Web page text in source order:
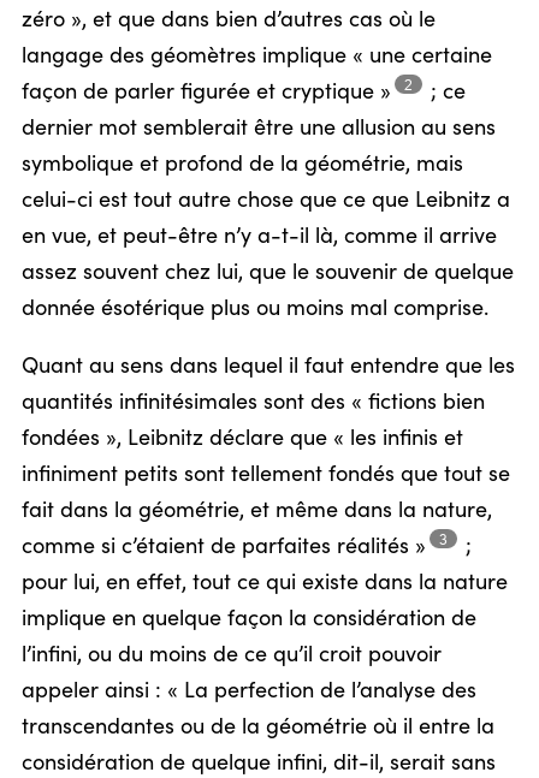
zéro », et que dans bien d’autres cas où le
langage des géomètres implique « une certaine
façon de parler figurée et cryptique » 2 ; ce
dernier mot semblerait être une allusion au sens
symbolique et profond de la géométrie, mais
celui-ci est tout autre chose que ce que Leibnitz a
en vue, et peut-être n’y a-t-il là, comme il arrive
assez souvent chez lui, que le souvenir de quelque
donnée ésotérique plus ou moins mal comprise.
Quant au sens dans lequel il faut entendre que les
quantités infinitésimales sont des « fictions bien
fondées », Leibnitz déclare que « les infinis et
infiniment petits sont tellement fondés que tout se
fait dans la géométrie, et même dans la nature,
comme si c’étaient de parfaites réalités » 3
;
pour lui, en effet, tout ce qui existe dans la nature
implique en quelque façon la considération de
l’infini, ou du moins de ce qu’il croit pouvoir
appeler ainsi : « La perfection de l’analyse des
transcendantes ou de la géométrie où il entre la
considération de quelque infini, dit-il, serait sans